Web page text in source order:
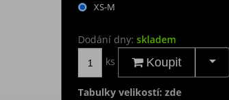
XS-M
Dodání dny: skladem
ks
Koupit
Tabulky velikostí: zde